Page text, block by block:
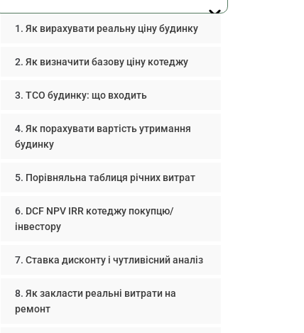
Як вирахувати реальну ціну будинку
Як визначити базову ціну котеджу
TCO будинку: що входить
Як порахувати вартість утримання
будинку
Порівняльна таблиця річних витрат
DCF NPV IRR котеджу покупцю/
інвестору
Ставка дисконту і чутливісний аналіз
Як закласти реальні витрати на
ремонт